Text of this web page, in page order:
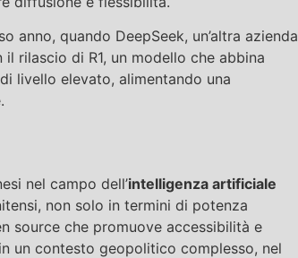
anno, quando DeepSeek, un’altra azienda
rilascio di R1, un modello che abbina
livello elevato, alimentando una
nel campo dell’intelligenza artificiale
non solo in termini di potenza
source che promuove accessibilità e
un contesto geopolitico complesso, nel